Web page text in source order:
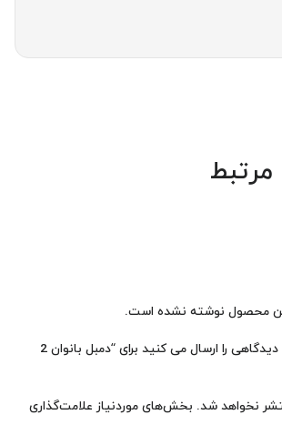
محصول نوشته نشده است.
اولین نفری باشید که دیدگاهی را ارسال می کنید برای “دمبل بانوان 2
نخواهد شد. بخش‌های موردنیاز علامت‌گذاری